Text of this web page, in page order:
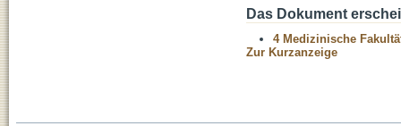
Das Dokument
4 Medizinische
Zur Kurzanzeige